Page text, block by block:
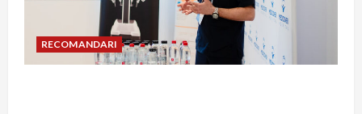
RECOMANDARI